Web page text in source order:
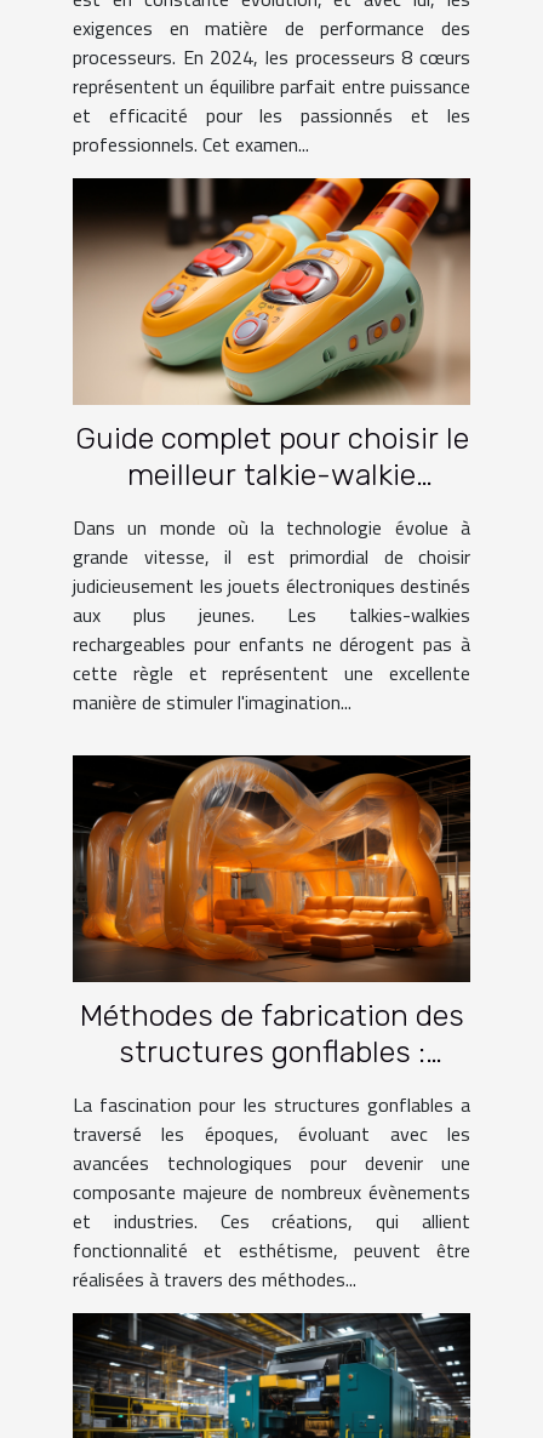
exigences en matière de performance des
processeurs. En 2024, les processeurs 8 cœurs
représentent un équilibre parfait entre puissance
et efficacité pour les passionnés et les
professionnels. Cet examen...
Guide complet pour choisir le
meilleur talkie-walkie
rechargeable pour enfants
Dans un monde où la technologie évolue à
grande vitesse, il est primordial de choisir
judicieusement les jouets électroniques destinés
aux plus jeunes. Les talkies-walkies
rechargeables pour enfants ne dérogent pas à
cette règle et représentent une excellente
manière de stimuler l'imagination...
Méthodes de fabrication des
structures gonflables :
numériques
La fascination pour les structures gonflables a
traversé les époques, évoluant avec les
avancées technologiques pour devenir une
composante majeure de nombreux évènements
et industries. Ces créations, qui allient
fonctionnalité et esthétisme, peuvent être
réalisées à travers des méthodes...